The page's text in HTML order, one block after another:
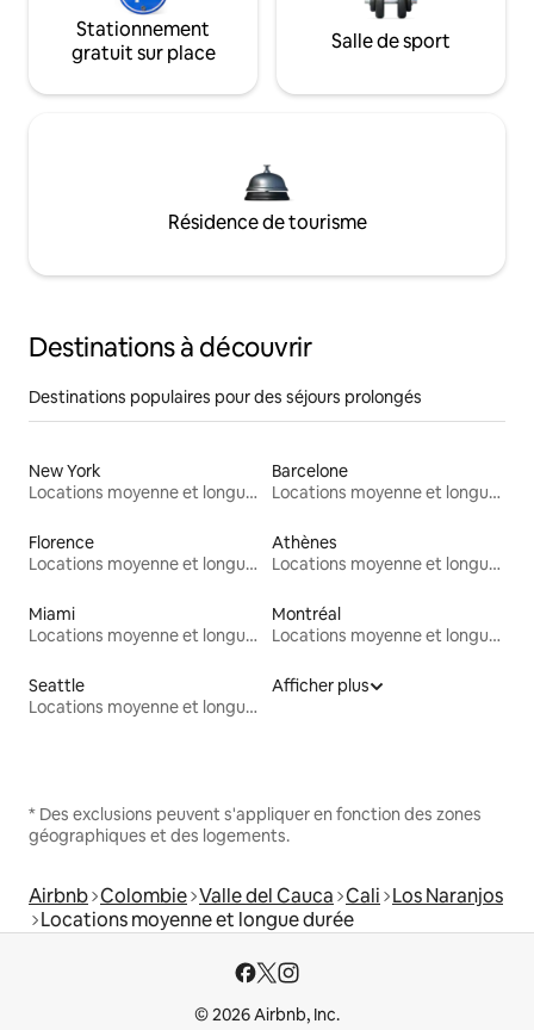
Stationnement
gratuit sur place
Salle de sport
Résidence de tourisme
Destinations à découvrir
Destinations populaires pour des séjours prolongés
New York
Locations moyenne et longue durée
Barcelone
Locations moyenne et longue durée
Florence
Locations moyenne et longue durée
Athènes
Locations moyenne et longue durée
Miami
Locations moyenne et longue durée
Montréal
Locations moyenne et longue durée
Seattle
Locations moyenne et longue durée
Afficher plus
* Des exclusions peuvent s'appliquer en fonction des zones
géographiques et des logements.
Airbnb Colombie Valle del Cauca Cali Los Naranjos
Locations moyenne et longue durée
© 2026 Airbnb, Inc.